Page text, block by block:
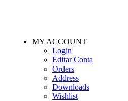
MY ACCOUNT
Login
Editar Conta
Orders
Address
Downloads
Wishlist